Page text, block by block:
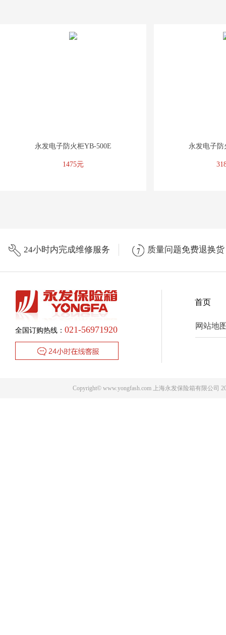
永发电子防火柜YB-500E
1475元
永发电子防
24小时内完成维修服务 质量问题免费退换货
全国订购热线： 021-56971920
首页
网站地
Copyright© www.yongfash.com 上海永发保险箱有限公司